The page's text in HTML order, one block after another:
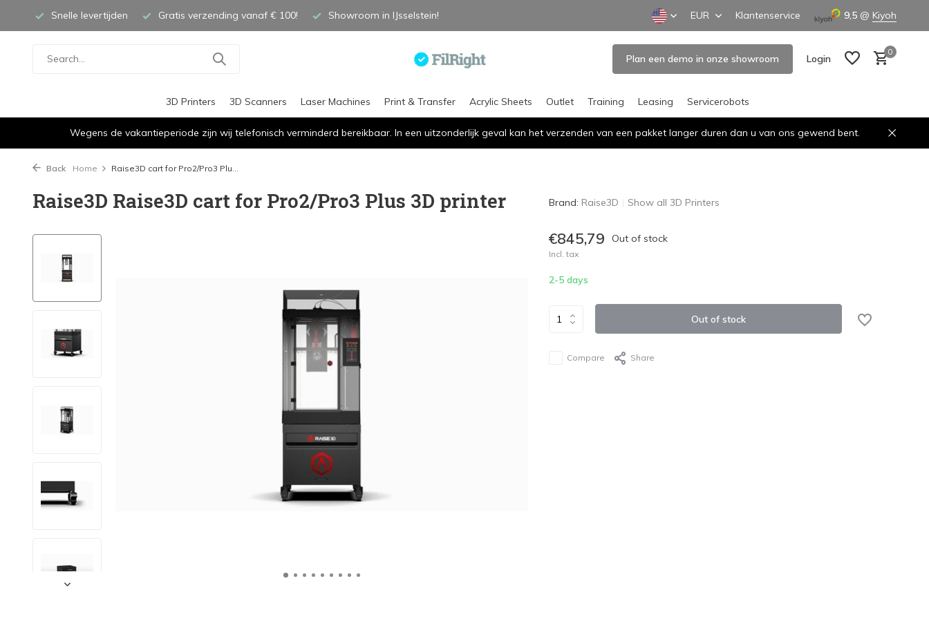
Snelle levertijden Gratis verzending vanaf € 100! Showroom in IJsselstein! EUR Klantenservice 9,5 @ Kiyoh
Plan een demo in onze showroom Login
0
3D Printers 3D Scanners Laser Machines Print & Transfer Acrylic Sheets Outlet Training Leasing Servicerobots
Wegens de vakantieperiode zijn wij telefonisch verminderd bereikbaar. In een uitzonderlijk geval kan het verzenden van een pakket langer duren dan u van ons gewend bent.
Back Home Raise3D cart for Pro2/Pro3 Plu...
Raise3D Raise3D cart for Pro2/Pro3 Plus 3D printer Brand: Raise3D Show all 3D Printers
€845,79 Out of stock
Incl. tax
2-5 days
Out of stock
Compare Share